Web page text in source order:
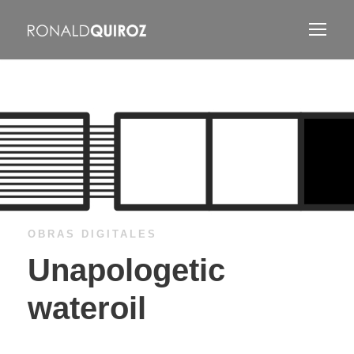
OBRAS DIGITALES
Unapologetic
wateroil